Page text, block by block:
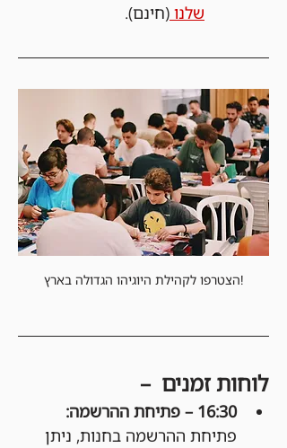
שלנו (חינם).
הצטרפו לקהילת היוגיהו הגדולה בארץ!
לוחות זמנים  –
16:30 – פתיחת ההרשמה:
פתיחת ההרשמה בחנות, ניתן